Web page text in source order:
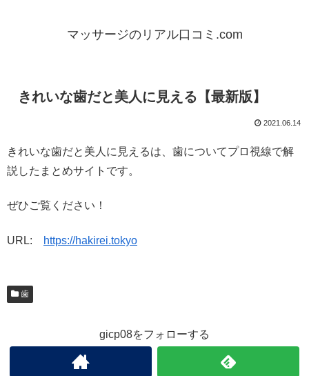
マッサージのリアル口コミ.com
きれいな歯だと美人に見える【最新版】
2021.06.14
きれいな歯だと美人に見えるは、歯についてプロ視線で解
説したまとめサイトです。
ぜひご覧ください！
URL: https://hakirei.tokyo
歯
gicp08をフォローする